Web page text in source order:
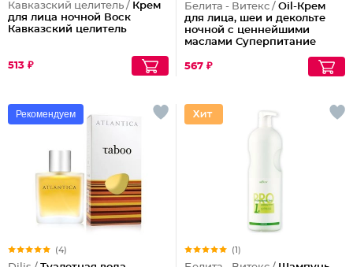
Кавказский целитель / Крем
для лица ночной Воск
Кавказский целитель
513 ₽
Белита - Витекс / Oil-Крем
для лица, шеи и декольте
ночной с ценнейшими
маслами Суперпитание
567 ₽
Рекомендуем
(4) (1)